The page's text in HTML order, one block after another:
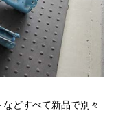
どすべて新品で別々